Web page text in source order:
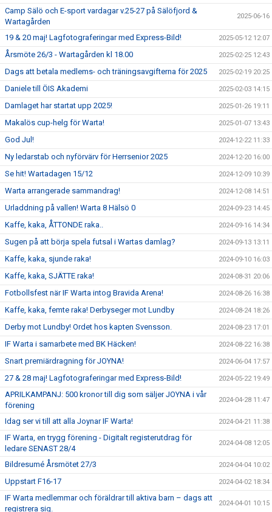
Camp Sälö och E-sport vardagar v.25-27 på Sälöfjord &
Wartagården
2025-06-16
19 & 20 maj! Lagfotograferingar med Express-Bild! 2025-05-12 12:07
Årsmöte 26/3 - Wartagården kl 18.00 2025-02-25 12:43
Dags att betala medlems- och träningsavgifterna för 2025 2025-02-19 20:25
Daniele till ÖIS Akademi 2025-02-03 14:15
Damlaget har startat upp 2025! 2025-01-26 19:11
Makalös cup-helg för Warta! 2025-01-07 13:43
God Jul! 2024-12-22 11:33
Ny ledarstab och nyförvärv för Herrsenior 2025 2024-12-20 16:00
Se hit! Wartadagen 15/12 2024-12-09 10:39
Warta arrangerade sammandrag! 2024-12-08 14:51
Urladdning på vallen! Warta 8 Hälsö 0 2024-09-23 14:45
Kaffe, kaka, ÅTTONDE raka.. 2024-09-16 14:34
Sugen på att börja spela futsal i Wartas damlag? 2024-09-13 13:11
Kaffe, kaka, sjunde raka! 2024-09-10 16:03
Kaffe, kaka, SJÄTTE raka! 2024-08-31 20:06
Fotbollsfest när IF Warta intog Bravida Arena! 2024-08-26 16:38
Kaffe, kaka, femte raka! Derbyseger mot Lundby 2024-08-24 18:26
Derby mot Lundby! Ordet hos kapten Svensson. 2024-08-23 17:01
IF Warta i samarbete med BK Häcken! 2024-08-22 16:38
Snart premiärdragning för JOYNA! 2024-06-04 17:57
27 & 28 maj! Lagfotograferingar med Express-Bild! 2024-05-22 19:49
APRILKAMPANJ: 500 kronor till dig som säljer JOYNA i vår
förening
2024-04-28 11:47
Idag ser vi till att alla Joynar IF Warta! 2024-04-21 11:38
IF Warta, en trygg förening - Digitalt registerutdrag för
ledare SENAST 28/4
2024-04-08 12:05
Bildresumé Årsmötet 27/3 2024-04-04 10:02
Uppstart F16-17 2024-04-02 18:34
IF Warta medlemmar och föräldrar till aktiva barn – dags att
registrera sig.
2024-04-01 10:15